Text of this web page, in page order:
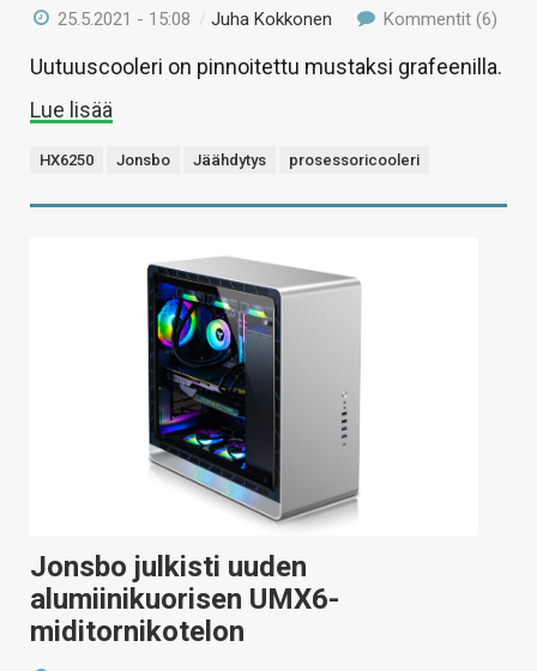
25.5.2021 - 15:08 /Juha Kokkonen Kommentit (6)
Uutuuscooleri on pinnoitettu mustaksi grafeenilla.
Lue lisää
HX6250 Jonsbo Jäähdytys prosessoricooleri
Jonsbo julkisti uuden
alumiinikuorisen UMX6-
miditornikotelon